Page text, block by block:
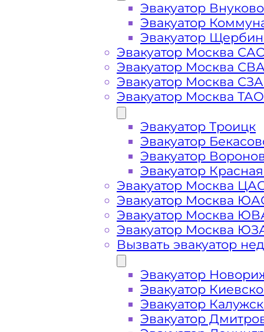
Вызвать эвакуатор
Эвакуатор Гагаринский дешево -
ближайшего эвакуатора в
Погрузим бережно- в наличии
автомобиля по Гагаринскому
Перевезём аккуратно- за рулем
Цена известна при заказе услуги
стоимость услуг без скрытых
Эвакуатор Внуково
Эвакуатор
Эвакуатор
Эвакуатор Москва
Эвакуатор Москва
Эвакуатор Москва
Эвакуатор Москва ТАО
Эвакуатор Троицк
Эвакуатор
Эвакуатор
Эвакуатор
Эвакуатор Москва
Эвакуатор Москва
Эвакуатор Москва
Эвакуатор Москва
Вызвать эвакуатор
Эвакуатор
Эвакуатор
Эвакуатор
Эвакуатор